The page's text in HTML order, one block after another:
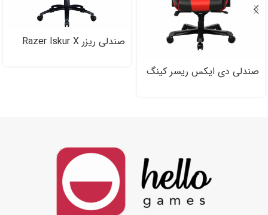
صندلی دی ایکس ریسر کینگ
صندلی ریزر Razer Iskur X